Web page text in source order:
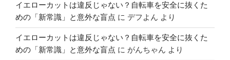
イエローカットは違反じゃない？自転車を安全に抜くた
めの「新常識」と意外な盲点 に デフよん より
イエローカットは違反じゃない？自転車を安全に抜くた
めの「新常識」と意外な盲点 に がんちゃん より